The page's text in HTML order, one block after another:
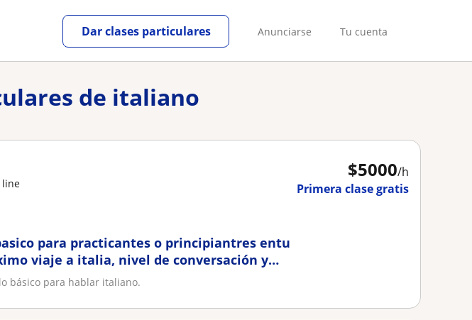
Anunciarse Tu cuenta
Dar clases particulares
de italiano
$5000/h
Primera clase gratis
line
para practicantes o principiantres entu
viaje a italia, nivel de conversación y
básico para hablar italiano.